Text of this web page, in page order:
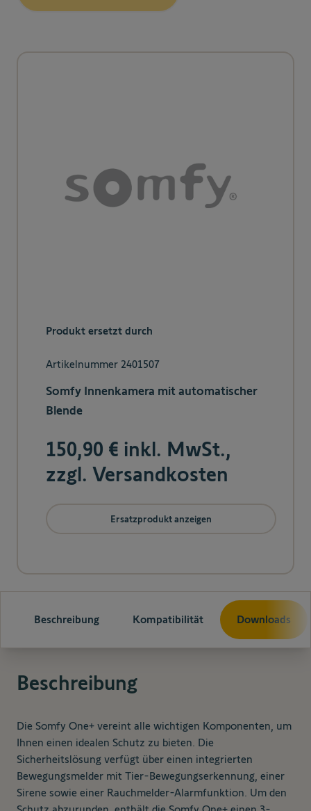
Produkt ersetzt durch
Artikelnummer 2401507
Somfy Innenkamera mit automatischer
Blende
150,90 € inkl. MwSt.,
zzgl. Versandkosten
Ersatzprodukt anzeigen
Beschreibung Kompatibilität Downloads
Beschreibung
Die Somfy One+ vereint alle wichtigen Komponenten, um
Ihnen einen idealen Schutz zu bieten. Die
Sicherheitslösung verfügt über einen integrierten
Bewegungsmelder mit Tier-Bewegungserkennung, einer
Sirene sowie einer Rauchmelder-Alarmfunktion. Um den